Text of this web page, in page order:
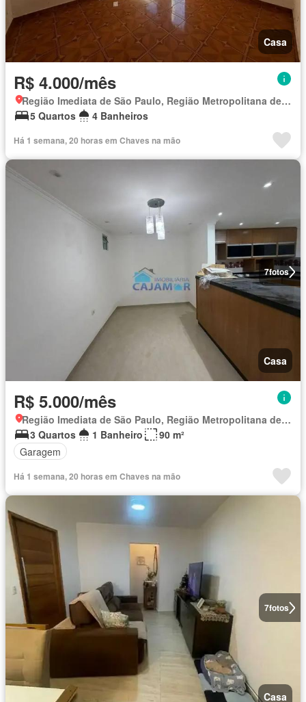
Casa
R$ 4.000/mês
Região Imediata de São Paulo, Região Metropolitana de São Paulo
5 Quartos
4 Banheiros
Há 1 semana, 20 horas em Chaves na mão
7fotos
Casa
R$ 5.000/mês
Região Imediata de São Paulo, Região Metropolitana de São Paulo
3 Quartos
1 Banheiro
90 m²
Garagem
Há 1 semana, 20 horas em Chaves na mão
7fotos
Casa